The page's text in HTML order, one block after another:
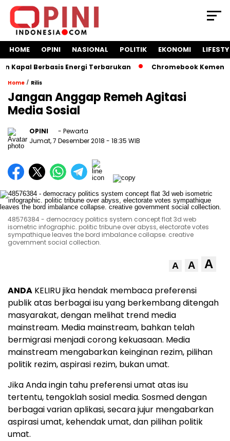
HOME OPINI NASIONAL POLITIK EKONOMI
Berbasis Energi Terbarukan Chromebook
Home / Rilis
Jangan Anggap Remeh Agitasi
Media Sosial
OPINI
- Pewarta
Jumat, 7 Desember 2018 - 18:35 WIB
48576384 - democracy politics system concept flat 3d web
isometric infographic. politic tribune over abyss, electorate votes
sympathique leaves the bord imbalance collapse. creative
government social collection.
A A A
ANDA KELIRU jika hendak membaca preferensi
publik atas berbagai isu yang berkembang ditengah
masyarakat, dengan melihat trend media
mainstream. Media mainstream, bahkan telah
bermigrasi menjadi corong kekuasaan. Media
mainstream mengabarkan keinginan rezim, pilihan
politik rezim, aspirasi rezim, bukan umat.
Jika Anda ingin tahu preferensi umat atas isu
tertentu, tengoklah sosial media. Sosmed dengan
berbagai varian aplikasi, secara jujur mengabarkan
aspirasi umat, kehendak umat, dan pilihan politik
umat.